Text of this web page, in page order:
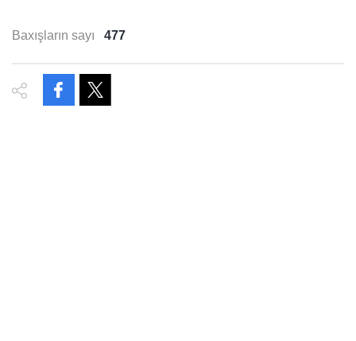
Baxışların sayı 477